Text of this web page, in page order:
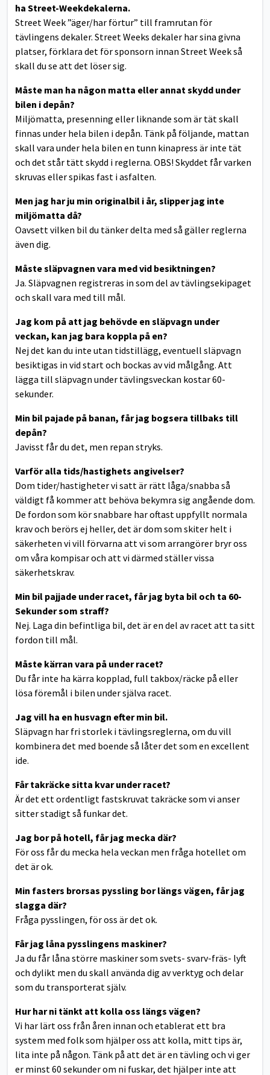
ha Street-Weekdekalerna.
Street Week ”äger/har förtur” till framrutan för
tävlingens dekaler. Street Weeks dekaler har sina givna
platser, förklara det för sponsorn innan Street Week så
skall du se att det löser sig.
Måste man ha någon matta eller annat skydd under
bilen i depån?
Miljömatta, presenning eller liknande som är tät skall
finnas under hela bilen i depån. Tänk på följande, mattan
skall vara under hela bilen en tunn kinapress är inte tät
och det står tätt skydd i reglerna. OBS! Skyddet får varken
skruvas eller spikas fast i asfalten.
Men jag har ju min originalbil i år, slipper jag inte
miljömatta då?
Oavsett vilken bil du tänker delta med så gäller reglerna
även dig.
Måste släpvagnen vara med vid besiktningen?
Ja. Släpvagnen registreras in som del av tävlingsekipaget
och skall vara med till mål.
Jag kom på att jag behövde en släpvagn under
veckan, kan jag bara koppla på en?
Nej det kan du inte utan tidstillägg, eventuell släpvagn
besiktigas in vid start och bockas av vid målgång. Att
lägga till släpvagn under tävlingsveckan kostar 60-
sekunder.
Min bil pajade på banan, får jag bogsera tillbaks till
depån?
Javisst får du det, men repan stryks.
Varför alla tids/hastighets angivelser?
Dom tider/hastigheter vi satt är rätt låga/snabba så
väldigt få kommer att behöva bekymra sig angående dom.
De fordon som kör snabbare har oftast uppfyllt normala
krav och berörs ej heller, det är dom som skiter helt i
säkerheten vi vill förvarna att vi som arrangörer bryr oss
om våra kompisar och att vi därmed ställer vissa
säkerhetskrav.
Min bil pajjade under racet, får jag byta bil och ta 60-
Sekunder som straff?
Nej. Laga din befintliga bil, det är en del av racet att ta sitt
fordon till mål.
Måste kärran vara på under racet?
Du får inte ha kärra kopplad, full takbox/räcke på eller
lösa föremål i bilen under själva racet.
Jag vill ha en husvagn efter min bil.
Släpvagn har fri storlek i tävlingsreglerna, om du vill
kombinera det med boende så låter det som en excellent
ide.
Får takräcke sitta kvar under racet?
Är det ett ordentligt fastskruvat takräcke som vi anser
sitter stadigt så funkar det.
Jag bor på hotell, får jag mecka där?
För oss får du mecka hela veckan men fråga hotellet om
det är ok.
Min fasters brorsas pyssling bor längs vägen, får jag
slagga där?
Fråga pysslingen, för oss är det ok.
Får jag låna pysslingens maskiner?
Ja du får låna större maskiner som svets- svarv-fräs- lyft
och dylikt men du skall använda dig av verktyg och delar
som du transporterat själv.
Hur har ni tänkt att kolla oss längs vägen?
Vi har lärt oss från åren innan och etablerat ett bra
system med folk som hjälper oss att kolla, mitt tips är,
lita inte på någon. Tänk på att det är en tävling och vi ger
er minst 60 sekunder om ni fuskar, det hjälper inte att